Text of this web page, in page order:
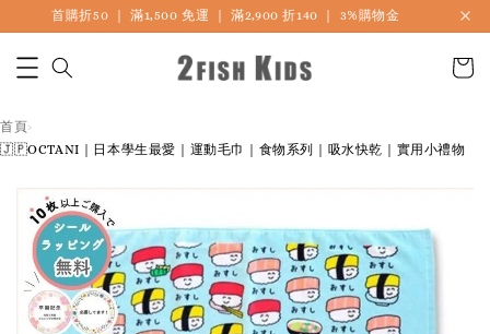
首購折50 ｜ 滿1,500 免運 ｜ 滿2,900 折140 ｜ 3%購物金
首頁›
🇯🇵OCTANI｜日本學生最愛｜運動毛巾｜食物系列｜吸水快乾｜實用小禮物